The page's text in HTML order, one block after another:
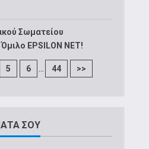
Σωματείου
EPSILON NET!
5 6 44 >>
ΣΟΥ